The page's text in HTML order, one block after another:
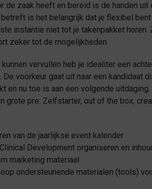
de zaak heeft en bereid is de handen
is het belangrijk dat je flexibel
instantie niet tot je takenpakket
zeker tot de mogelijkheden.
vervullen heb je idealiter een
voorkeur gaat uit naar een kandidaat
en nu toe is aan een volgende
grote pre. Zelfstarter, out of the box,
van de jaarlijkse event kalender
Development organiseren en
marketing materiaal
ondersteunende materialen (tools)